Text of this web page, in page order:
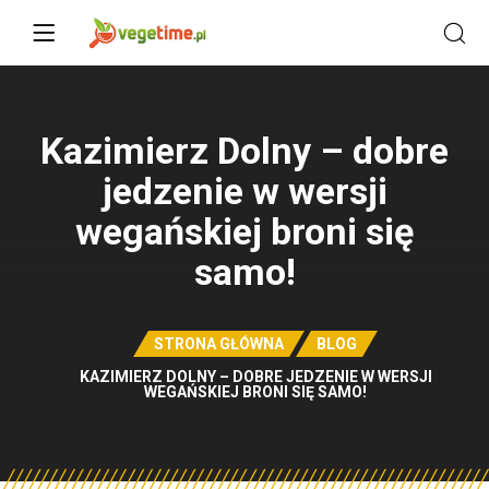
Kazimierz Dolny – dobre
jedzenie w wersji
wegańskiej broni się
samo!
STRONA GŁÓWNA
BLOG
KAZIMIERZ DOLNY – DOBRE JEDZENIE W WERSJI
WEGAŃSKIEJ BRONI SIĘ SAMO!